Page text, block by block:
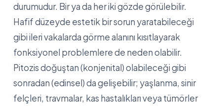
durumudur. Bir ya da her iki gözde görülebilir.
Hafif düzeyde estetik bir sorun yaratabileceği
gibi ileri vakalarda görme alanını kısıtlayarak
fonksiyonel problemlere de neden olabilir.
Pitozis doğuştan (konjenital) olabileceği gibi
sonradan (edinsel) da gelişebilir; yaşlanma, sinir
felçleri, travmalar, kas hastalıkları veya tümörler